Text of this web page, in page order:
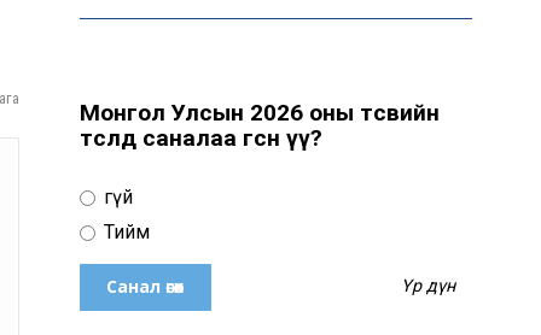
Монгол Улсын 2026 оны төсвийн
төсөлд саналаа өгсөн үү?
Үгүй
Тийм
Үр дүн